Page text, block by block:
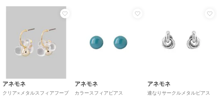
アネモネ
クリア×メタルスフィアフープ
アネモネ
カラースフィアピアス
アネモネ
連なりサークルメタルピアス